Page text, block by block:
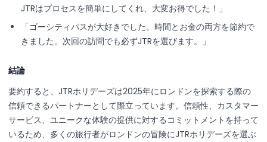
JTRはプロセスを簡単にしてくれ、大変お得でした！」
「ゴーシティパスが大好きでした。時間とお金の両方を節約で
きました。次回の訪問でも必ずJTRを選びます。」
結論
要約すると、JTRホリデーズは2025年にロンドンを探索する際の
信頼できるパートナーとして際立っています。信頼性、カスタマー
サービス、ユニークな体験の提供に対するコミットメントを持って
いるため、多くの旅行者がロンドンの冒険にJTRホリデーズを選ぶ